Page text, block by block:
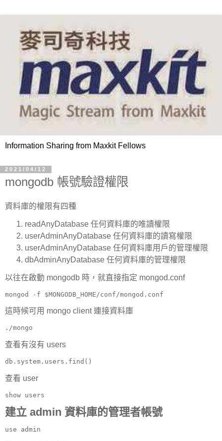
Information Sharing from Maxkit Fellows
2021/04/12
mongodb 帳號驗證權限
資料庫的權限有四種
readAnyDatabase 任何資料庫的唯讀權限
userAdminAnyDatabase 任何資料庫的讀寫權限
userAdminAnyDatabase 任何資料庫用戶的管理權限
dbAdminAnyDatabase 任何資料庫的管理權限
以往在啟動 mongodb 時，就直接指定 mongod.conf
mongod -f $MONGODB_HOME/conf/mongod.conf
這時候可用 mongo client 連接資料庫
./mongo
查看有沒有 users
db.system.users.find()
查看 user
show users
建立 admin 資料庫的管理者帳號
use admin